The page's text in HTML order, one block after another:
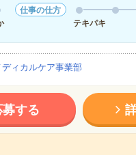
仕事の仕方
テキパキ
ィカルケア事業部
募する